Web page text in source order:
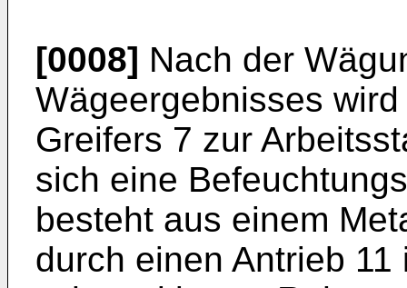
[0008] Nach der
Wägeergebnisses
Greifers 7 zur
sich eine
besteht aus einem
durch einen Antrieb